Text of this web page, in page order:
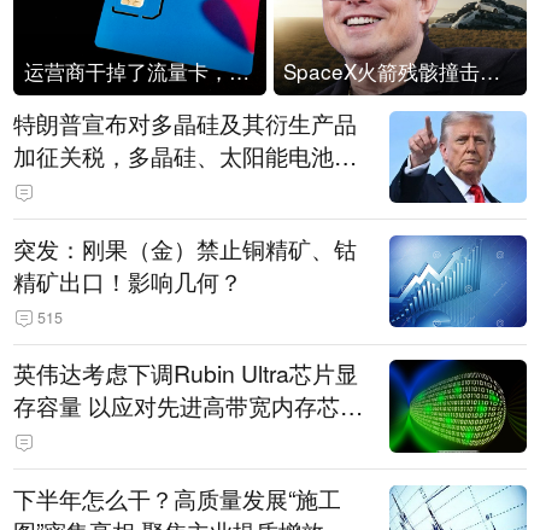
运营商干掉了流量卡，他们真的玩不起了 SpaceX火箭残骸撞击月球
特朗普宣布对多晶硅及其衍生产品
加征关税，多晶硅、太阳能电池等
设置最低进口价格
突发：刚果（金）禁止铜精矿、钴
精矿出口！影响几何？
515
英伟达考虑下调Rubin Ultra芯片显
存容量 以应对先进高带宽内存芯片
短缺问题
下半年怎么干？高质量发展“施工